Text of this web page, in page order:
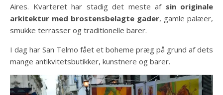
Aires. Kvarteret har stadig det meste af sin originale
arkitektur med brostensbelagte gader, gamle palæer,
smukke terrasser og traditionelle barer.
I dag har San Telmo fået et boheme præg på grund af dets
mange antikvitetsbutikker, kunstnere og barer.